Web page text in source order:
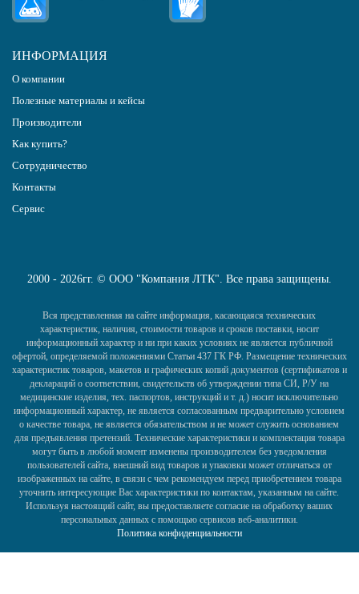
ИНФОРМАЦИЯ
О компании
Полезные материалы и кейсы
Производители
Как купить?
Сотрудничество
Контакты
Сервис
2000 - 2026гг. © ООО "Компания ЛТК". Все права защищены.
Вся представленная на сайте информация, касающаяся технических
характеристик, наличия, стоимости товаров и сроков поставки, носит
информационный характер и ни при каких условиях не является публичной
офертой, определяемой положениями Статьи 437 ГК РФ. Размещение технических
характеристик товаров, макетов и графических копий документов (сертификатов и
деклараций о соответствии, свидетельств об утверждении типа СИ, Р/У на
медицинские изделия, тех. паспортов, инструкций и т. д.) носит исключительно
информационный характер, не является согласованным предварительно условием
о качестве товара, не является обязательством и не может служить основанием
для предъявления претензий. Технические характеристики и комплектация товара
могут быть в любой момент изменены производителем без уведомления
пользователей сайта, внешний вид товаров и упаковки может отличаться от
изображенных на сайте, в связи с чем рекомендуем перед приобретением товара
уточнить интересующие Вас характеристики по контактам, указанным на сайте.
Используя настоящий сайт, вы предоставляете согласие на обработку ваших
персональных данных с помощью сервисов веб-аналитики.
Политика конфиденциальности